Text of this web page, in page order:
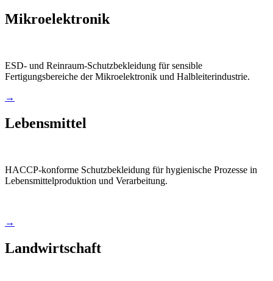
Mikroelektronik
ESD- und Reinraum-Schutzbekleidung für sensible
Fertigungsbereiche der Mikroelektronik und Halbleiterindustrie.
→
Lebensmittel
HACCP-konforme Schutzbekleidung für hygienische Prozesse in
Lebensmittelproduktion und Verarbeitung.
→
Landwirtschaft